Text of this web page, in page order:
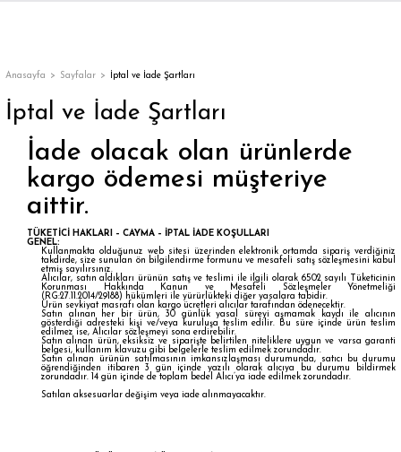
Trençkot
Yağmurluk
Trençkot
Yağmurluk
Anasayfa Sayfalar İptal ve İade Şartları
İptal ve İade Şartları
İade olacak olan ürünlerde
kargo ödemesi müşteriye
aittir.
TÜKETİCİ HAKLARI – CAYMA – İPTAL İADE KOŞULLARI
GENEL:
Kullanmakta olduğunuz web sitesi üzerinden elektronik ortamda sipariş verdiğiniz
takdirde, size sunulan ön bilgilendirme formunu ve mesafeli satış sözleşmesini kabul
etmiş sayılırsınız.
Alıcılar, satın aldıkları ürünün satış ve teslimi ile ilgili olarak 6502 sayılı Tüketicinin
Korunması Hakkında Kanun ve Mesafeli Sözleşmeler Yönetmeliği
(RG:27.11.2014/29188) hükümleri ile yürürlükteki diğer yasalara tabidir.
Ürün sevkiyat masrafı olan kargo ücretleri alıcılar tarafından ödenecektir.
Satın alınan her bir ürün, 30 günlük yasal süreyi aşmamak kaydı ile alıcının
gösterdiği adresteki kişi ve/veya kuruluşa teslim edilir. Bu süre içinde ürün teslim
edilmez ise, Alıcılar sözleşmeyi sona erdirebilir.
Satın alınan ürün, eksiksiz ve siparişte belirtilen niteliklere uygun ve varsa garanti
belgesi, kullanım klavuzu gibi belgelerle teslim edilmek zorundadır.
Satın alınan ürünün satılmasının imkansızlaşması durumunda, satıcı bu durumu
öğrendiğinden itibaren 3 gün içinde yazılı olarak alıcıya bu durumu bildirmek
zorundadır. 14 gün içinde de toplam bedel Alıcı’ya iade edilmek zorundadır.
Satılan aksesuarlar değişim veya iade alınmayacaktır.